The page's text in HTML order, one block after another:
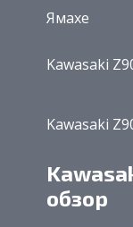
Ямахе
Kawasaki
Kawasaki
обзор